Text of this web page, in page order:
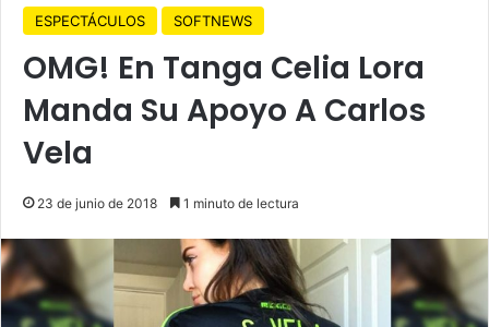
ESPECTÁCULOS SOFTNEWS
OMG! En Tanga Celia Lora
Manda Su Apoyo A Carlos
Vela
23 de junio de 2018 1 minuto de lectura